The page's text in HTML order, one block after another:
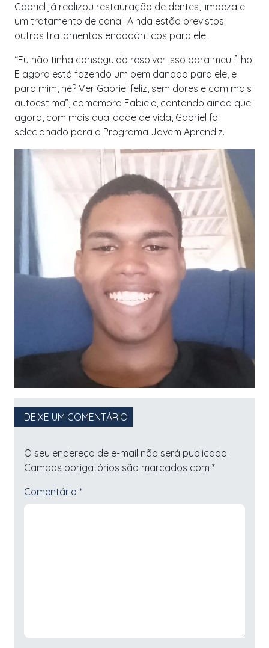
Gabriel já realizou restauração de dentes, limpeza e
um tratamento de canal. Ainda estão previstos
outros tratamentos endodônticos para ele.
“Eu não tinha conseguido resolver isso para meu filho.
E agora está fazendo um bem danado para ele, e
para mim, né? Ver Gabriel feliz, sem dores e com mais
autoestima”, comemora Fabiele, contando ainda que
agora, com mais qualidade de vida, Gabriel foi
selecionado para o Programa Jovem Aprendiz.
DEIXE UM COMENTÁRIO
O seu endereço de e-mail não será publicado.
Campos obrigatórios são marcados com *
Comentário *